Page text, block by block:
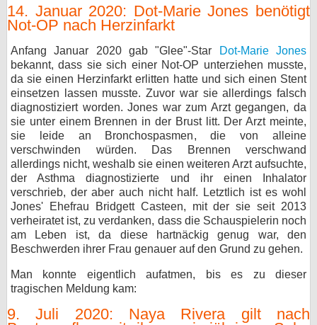
14. Januar 2020: Dot-Marie Jones benötigt
Not-OP nach Herzinfarkt
Anfang Januar 2020 gab "Glee"-Star
Dot-Marie Jones
bekannt, dass sie sich einer Not-OP unterziehen musste,
da sie einen Herzinfarkt erlitten hatte und sich einen Stent
einsetzen lassen musste. Zuvor war sie allerdings falsch
diagnostiziert worden. Jones war zum Arzt gegangen, da
sie unter einem Brennen in der Brust litt. Der Arzt meinte,
sie leide an Bronchospasmen, die von alleine
verschwinden würden. Das Brennen verschwand
allerdings nicht, weshalb sie einen weiteren Arzt aufsuchte,
der Asthma diagnostizierte und ihr einen Inhalator
verschrieb, der aber auch nicht half. Letztlich ist es wohl
Jones' Ehefrau Bridgett Casteen, mit der sie seit 2013
verheiratet ist, zu verdanken, dass die Schauspielerin noch
am Leben ist, da diese hartnäckig genug war, den
Beschwerden ihrer Frau genauer auf den Grund zu gehen.
Man konnte eigentlich aufatmen, bis es zu dieser
tragischen Meldung kam:
9. Juli 2020: Naya Rivera gilt nach